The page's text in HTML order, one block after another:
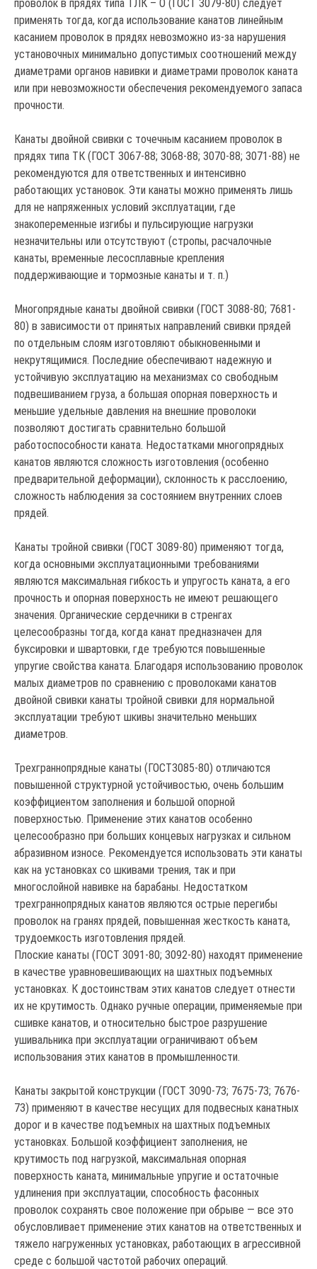
проволок в прядях типа ТЛК – О (ГОСТ 3079-80) следует
применять тогда, когда использование канатов линейным
касанием проволок в прядях невозможно из-за нарушения
установочных минимально допустимых соотношений между
диаметрами органов навивки и диаметрами проволок каната
или при невозможности обеспечения рекомендуемого запаса
прочности.
Канаты двойной свивки с точечным касанием проволок в
прядях типа ТК (ГОСТ 3067-88; 3068-88; 3070-88; 3071-88) не
рекомендуются для ответственных и интенсивно
работающих установок. Эти канаты можно применять лишь
для не напряженных условий эксплуатации, где
знакопеременные изгибы и пульсирующие нагрузки
незначительны или отсутствуют (стропы, расчалочные
канаты, временные лесосплавные крепления
поддерживающие и тормозные канаты и т. п.)
Многопрядные канаты двойной свивки (ГОСТ 3088-80; 7681-
80) в зависимости от принятых направлений свивки прядей
по отдельным слоям изготовляют обыкновенными и
некрутящимися. Последние обеспечивают надежную и
устойчивую эксплуатацию на механизмах со свободным
подвешиванием груза, а большая опорная поверхность и
меньшие удельные давления на внешние проволоки
позволяют достигать сравнительно большой
работоспособности каната. Недостатками многопрядных
канатов являются сложность изготовления (особенно
предварительной деформации), склонность к расслоению,
сложность наблюдения за состоянием внутренних слоев
прядей.
Канаты тройной свивки (ГОСТ 3089-80) применяют тогда,
когда основными эксплуатационными требованиями
являются максимальная гибкость и упругость каната, а его
прочность и опорная поверхность не имеют решающего
значения. Органические сердечники в стренгах
целесообразны тогда, когда канат предназначен для
буксировки и швартовки, где требуются повышенные
упругие свойства каната. Благодаря использованию проволок
малых диаметров по сравнению с проволоками канатов
двойной свивки канаты тройной свивки для нормальной
эксплуатации требуют шкивы значительно меньших
диаметров.
Трехграннопрядные канаты (ГОСТ3085-80) отличаются
повышенной структурной устойчивостью, очень большим
коэффициентом заполнения и большой опорной
поверхностью. Применение этих канатов особенно
целесообразно при больших концевых нагрузках и сильном
абразивном износе. Рекомендуется использовать эти канаты
как на установках со шкивами трения, так и при
многослойной навивке на барабаны. Недостатком
трехграннопрядных канатов являются острые перегибы
проволок на гранях прядей, повышенная жесткость каната,
трудоемкость изготовления прядей.
Плоские канаты (ГОСТ 3091-80; 3092-80) находят применение
в качестве уравновешивающих на шахтных подъемных
установках. К достоинствам этих канатов следует отнести
их не крутимость. Однако ручные операции, применяемые при
сшивке канатов, и относительно быстрое разрушение
ушивальника при эксплуатации ограничивают объем
использования этих канатов в промышленности.
Канаты закрытой конструкции (ГОСТ 3090-73; 7675-73; 7676-
73) применяют в качестве несущих для подвесных канатных
дорог и в качестве подъемных на шахтных подъемных
установках. Большой коэффициент заполнения, не
крутимость под нагрузкой, максимальная опорная
поверхность каната, минимальные упругие и остаточные
удлинения при эксплуатации, способность фасонных
проволок сохранять свое положение при обрыве — все это
обусловливает применение этих канатов на ответственных и
тяжело нагруженных установках, работающих в агрессивной
среде с большой частотой рабочих операций.